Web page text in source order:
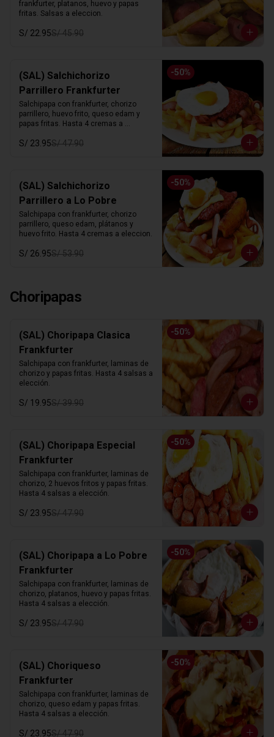
frankfurter, platanos, huevo y papas
fritas. Salsas a eleccion.
S/ 22.95S/ 45.90
-50%
(SAL) Salchichorizo
Parrillero Frankfurter
Salchipapa con frankfurter, chorizo
parrillero, huevo frito, queso edam y
papas fritas. Hasta 4 cremas a
S/ 23.95S/ 47.90
-50%
(SAL) Salchichorizo
Parrillero a Lo Pobre
Salchipapa con frankfurter, chorizo
parrillero, queso edam, plátanos y
huevo frito. Hasta 4 cremas a eleccion.
S/ 26.95S/ 53.90
Choripapas
-50%
(SAL) Choripapa Clasica
Frankfurter
Salchipapa con frankfurter, laminas de
chorizo y papas fritas. Hasta 4 salsas a
elección.
S/ 19.95S/ 39.90
-50%
(SAL) Choripapa Especial
Frankfurter
Salchipapa con frankfurter, laminas de
chorizo, 2 huevos fritos y papas fritas.
Hasta 4 salsas a elección.
S/ 23.95S/ 47.90
-50%
(SAL) Choripapa a Lo Pobre
Frankfurter
Salchipapa con frankfurter, laminas de
chorizo, platanos, huevo y papas fritas.
Hasta 4 salsas a elección.
S/ 23.95S/ 47.90
-50%
(SAL) Choriqueso
Frankfurter
Salchipapa con frankfurter, laminas de
chorizo, queso edam y papas fritas.
Hasta 4 salsas a elección.
S/ 23.95S/ 47.90